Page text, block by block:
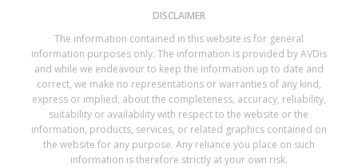
DISCLAIMER
The information contained in this website is for general
information purposes only. The information is provided by AVDis
and while we endeavour to keep the information up to date and
correct, we make no representations or warranties of any kind,
express or implied, about the completeness, accuracy, reliability,
suitability or availability with respect to the website or the
information, products, services, or related graphics contained on
the website for any purpose. Any reliance you place on such
information is therefore strictly at your own risk.